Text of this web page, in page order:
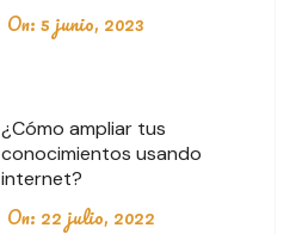
On:5 junio, 2023
¿Cómo ampliar tus
conocimientos usando
internet?
On: 22 julio, 2022